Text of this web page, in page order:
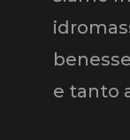
e tanto